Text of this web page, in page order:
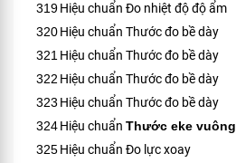
319Hiệu chuẩn Đo nhiệt độ độ ẩm
320Hiệu chuẩn Thước đo bề dày
321 Hiệu chuẩn Thước đo bề dày
322 Hiệu chuẩn Thước đo bề dày
323 Hiệu chuẩn Thước đo bề dày
324Hiệu chuẩn Thước eke vuông
325Hiệu chuẩn Đo lực xoay